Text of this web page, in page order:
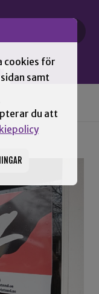
cookies för
samt
du att